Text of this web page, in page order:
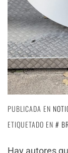
PUBLICADA EN
ETIQUETADO EN